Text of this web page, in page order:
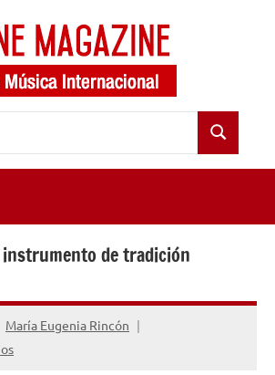
Buscar
instrumento de tradición
María Eugenia Rincón